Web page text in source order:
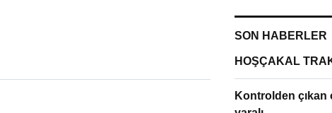
SON HABERLER
HOŞÇAKAL
Kontrolden